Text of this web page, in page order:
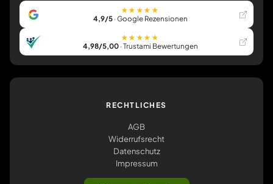
★★★★★
4,9/5· Google Rezensionen
★★★★★
4,98/5,00· Trustami Bewertungen
RECHTLICHES
AGB
Widerrufsrecht
Datenschutz
Impressum